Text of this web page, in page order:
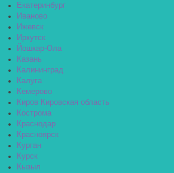
Екатеринбург
Иваново
Ижевск
Иркутск
Йошкар-Ола
Казань
Калининград
Калуга
Кемерово
Киров Кировская область
Кострома
Краснодар
Красноярск
Курган
Курск
Кызыл